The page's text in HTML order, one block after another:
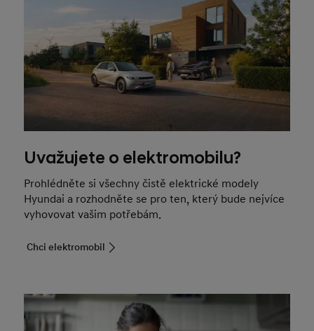
Uvažujete o elektromobilu?
Prohlédněte si všechny čistě elektrické modely
Hyundai a rozhodněte se pro ten, který bude nejvíce
vyhovovat vašim potřebám.
Chci elektromobil